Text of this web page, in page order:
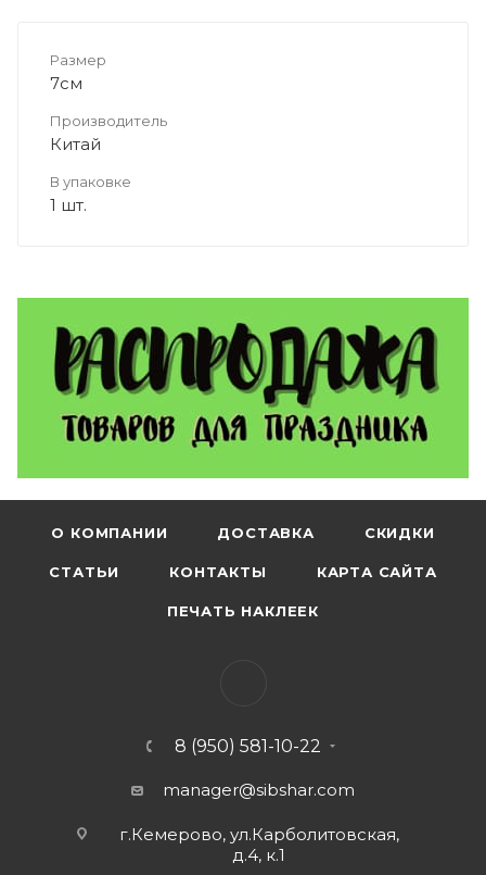
Размер
7см
Производитель
Китай
В упаковке
1 шт.
О КОМПАНИИ ДОСТАВКА СКИДКИ
СТАТЬИ КОНТАКТЫ КАРТА САЙТА
ПЕЧАТЬ НАКЛЕЕК
8 (950) 581-10-22
manager@sibshar.com
г.Кемерово, ул.Карболитовская,
д.4, к.1